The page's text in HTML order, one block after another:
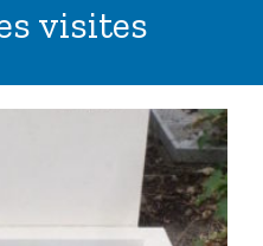
visites